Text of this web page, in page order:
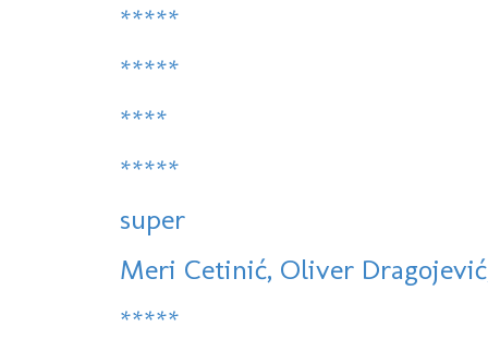
*****
*****
****
*****
super
Meri Cetinić, Oliver
*****